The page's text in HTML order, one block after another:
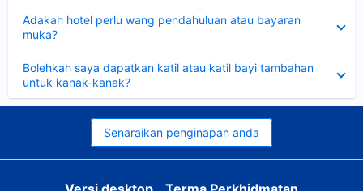
Adakah hotel perlu wang pendahuluan atau bayaran
muka?
Bolehkah saya dapatkan katil atau katil bayi tambahan
untuk kanak-kanak?
Senaraikan penginapan anda